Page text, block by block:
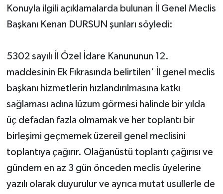
Konuyla ilgili açıklamalarda bulunan İl Genel Meclis
Başkanı Kenan DURSUN şunları söyledi:
5302 sayılı İl Özel İdare Kanununun 12.
maddesinin Ek Fıkrasında belirtilen‘ İl genel meclis
başkanı hizmetlerin hızlandırılmasına katkı
sağlaması adına lüzum görmesi halinde bir yılda
üç defadan fazla olmamak ve her toplantı bir
birleşimi geçmemek üzereil genel meclisini
toplantıya çağırır. Olağanüstü toplantı çağırısı ve
gündem en az 3 gün önceden meclis üyelerine
yazılı olarak duyurulur ve ayrıca mutat usullerle de
DÜNYA
YEREL